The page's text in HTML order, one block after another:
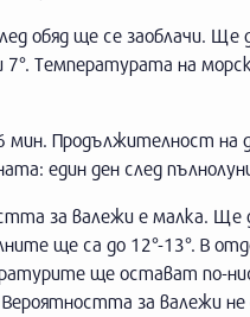
обяд ще се заоблачи.
Температурата на
мин. Продължителност
един ден след
за валежи е малка. Ще
ще са до 12°-13°. В
ще остават по-
за валежи не